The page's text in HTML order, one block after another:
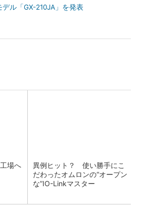
ル「GX-210JA」を発表
場へ
異例ヒット？ 使い勝手にこ
だわったオムロンの“オープン
な”IO-Linkマスター